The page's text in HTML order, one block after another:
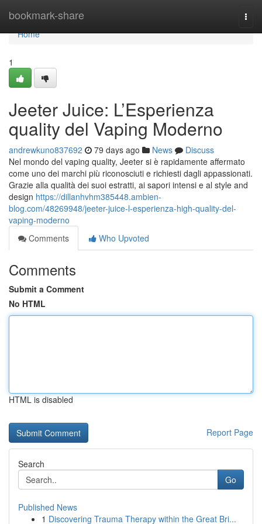
bookmark-share
Home
Home
1
Jeeter Juice: L’Esperienza
quality del Vaping Moderno
andrewkuno837692 79 days ago News
Discuss
Nel mondo del vaping quality, Jeeter si è rapidamente affermato
come uno dei marchi più riconosciuti e richiesti dagli appassionati.
Grazie alla qualità dei suoi estratti, ai sapori intensi e al style and
design https://dillanhvhm385448.ambien-
blog.com/48269948/jeeter-juice-l-esperienza-high-quality-del-
vaping-moderno
Comments
Who Upvoted
Comments
Submit a Comment
No HTML
HTML is disabled
Report Page
Search
Go
Published News
1 Discovering Trauma Therapy within the Great Bri...